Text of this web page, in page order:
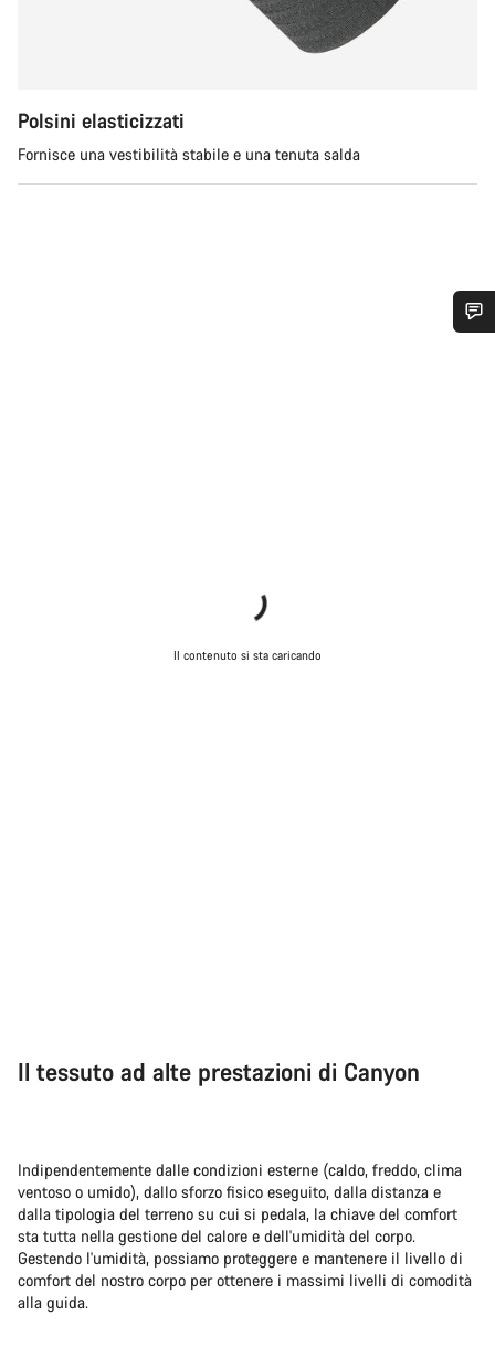
Polsini elasticizzati
Fornisce una vestibilità stabile e una tenuta salda
Il contenuto si sta caricando
Il tessuto ad alte prestazioni di Canyon
Indipendentemente dalle condizioni esterne (caldo, freddo, clima
ventoso o umido), dallo sforzo fisico eseguito, dalla distanza e
dalla tipologia del terreno su cui si pedala, la chiave del comfort
sta tutta nella gestione del calore e dell'umidità del corpo.
Gestendo l'umidità, possiamo proteggere e mantenere il livello di
comfort del nostro corpo per ottenere i massimi livelli di comodità
alla guida.